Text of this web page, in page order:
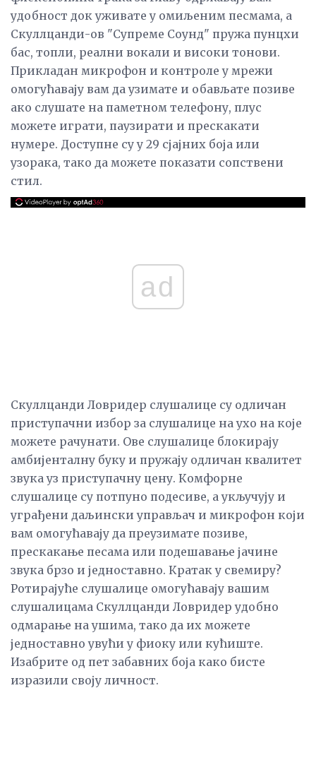
удобност док уживате у омиљеним песмама, а
Скуллцанди-ов "Супреме Соунд" пружа пунцхи
бас, топли, реални вокали и високи тонови.
Прикладан микрофон и контроле у ​​мрежи
омогућавају вам да узимате и обављате позиве
ако слушате на паметном телефону, плус
можете играти, паузирати и прескакати
нумере. Доступне су у 29 сјајних боја или
узорака, тако да можете показати сопствени
стил.
ad
Скуллцанди Ловридер слушалице су одличан
приступачни избор за слушалице на ухо на које
можете рачунати. Ове слушалице блокирају
амбијенталну буку и пружају одличан квалитет
звука уз приступачну цену. Комфорне
слушалице су потпуно подесиве, а укључују и
уграђени даљински управљач и микрофон који
вам омогућавају да преузимате позиве,
прескакање песама или подешавање јачине
звука брзо и једноставно. Кратак у свемиру?
Ротирајуће слушалице омогућавају вашим
слушалицама Скуллцанди Ловридер удобно
одмарање на ушима, тако да их можете
једноставно увући у фиоку или кућиште.
Изабрите од пет забавних боја како бисте
изразили своју личност.